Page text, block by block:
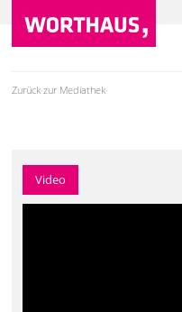
Zurück zur Mediathek
Video